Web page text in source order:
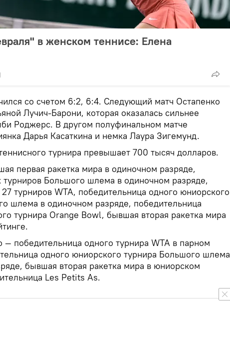
в женском теннисе: Елена
со счетом 6:2, 6:4. Следующий матч Остапенко
Лучич-Барони, которая оказалась сильнее
Роджерс. В другом полуфинальном матче
Дарья Касаткина и немка Лаура Зигемунд.
турнира превышает 700 тысяч долларов.
первая ракетка мира в одиночном разряде,
турниров Большого шлема в одиночном разряде,
турниров WTA, победительница одного юниорского
шлема в одиночном разряде, победительница
турнира Orange Bowl, бывшая вторая ракетка мира
— победительница одного турнира WTA в парном
одного юниорского турнира Большого шлема
бывшая вторая ракетка мира в юниорском
Les Petits As.